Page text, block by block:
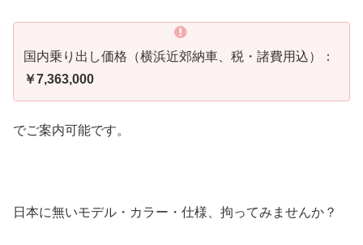
国内乗り出し価格（横浜近郊納車、税・諸費用込）：
￥7,363,000
でご案内可能です。
日本に無いモデル・カラー・仕様、拘ってみませんか？